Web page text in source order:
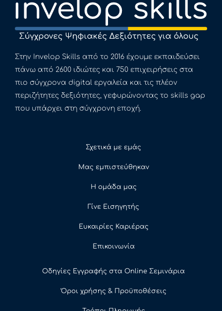
Στην Invelop Skills από το 2016 έχουμε εκπαιδεύσει
πάνω από 2600 ιδιώτες και 750 επιχειρήσεις στα
πιο σύγχρονα digital εργαλεία και τις πλέον
περιζήτητες δεξιότητες, γεφυρώνοντας το skills gap
που υπάρχει στη σύγχρονη εποχή.
Σχετικά με εμάς
Μας εμπιστεύθηκαν
Η ομάδα μας
Γίνε Εισηγητής
Ευκαιρίες Καριέρας
Επικοινωνία
Οδηγίες Εγγραφής στα Online Σεμινάρια
Όροι χρήσης & Προϋποθέσεις